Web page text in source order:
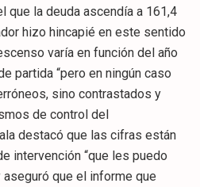
que la deuda ascendía a 161,4
hizo hincapié en este sentido
varía en función del año
partida “pero en ningún caso
sino contrastados y
de control del
destacó que las cifras están
intervención “que les puedo
que el informe que